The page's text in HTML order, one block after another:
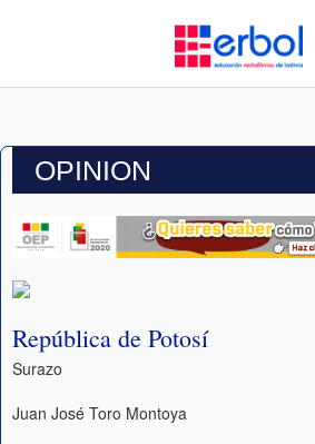
OPINION
República de Potosí
Surazo
Juan José Toro Montoya